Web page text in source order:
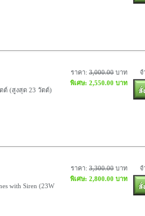
ต์ (สูงสุด 23 วัตต์)
ราคา: 3,000.00 บาท
พิเศษ: 2,550.00 บาท
จ
with Siren (23W
ราคา: 3,300.00 บาท
พิเศษ: 2,800.00 บาท
จ